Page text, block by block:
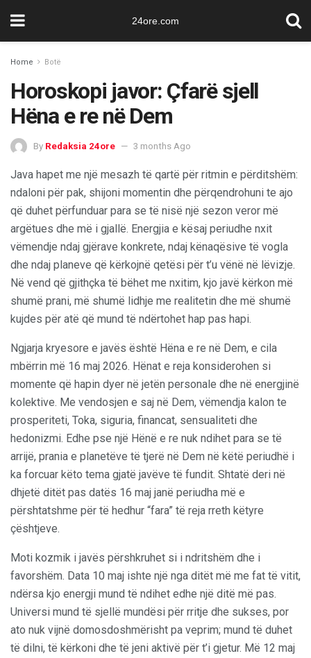
24ore.com
Home Botë
Horoskopi javor: Çfarë sjell
Hëna e re në Dem
By Redaksia 24ore 3 months Ago
Java hapet me një mesazh të qartë për ritmin e përditshëm:
ndaloni për pak, shijoni momentin dhe përqendrohuni te ajo
që duhet përfunduar para se të nisë një sezon veror më
argëtues dhe më i gjallë. Energjia e kësaj periudhe nxit
vëmendje ndaj gjërave konkrete, ndaj kënaqësive të vogla
dhe ndaj planeve që kërkojnë qetësi për t’u vënë në lëvizje.
Në vend që gjithçka të bëhet me nxitim, kjo javë kërkon më
shumë prani, më shumë lidhje me realitetin dhe më shumë
kujdes për atë që mund të ndërtohet hap pas hapi.
Ngjarja kryesore e javës është Hëna e re në Dem, e cila
mbërrin më 16 maj 2026. Hënat e reja konsiderohen si
momente që hapin dyer në jetën personale dhe në energjinë
kolektive. Me vendosjen e saj në Dem, vëmendja kalon te
prosperiteti, Toka, siguria, financat, sensualiteti dhe
hedonizmi. Edhe pse një Hënë e re nuk ndihet para se të
arrijë, prania e planetëve të tjerë në Dem në këtë periudhë i
ka forcuar këto tema gjatë javëve të fundit. Shtatë deri në
dhjetë ditët pas datës 16 maj janë periudha më e
përshtatshme për të hedhur “fara” të reja rreth këtyre
çështjeve.
Moti kozmik i javës përshkruhet si i ndritshëm dhe i
favorshëm. Data 10 maj ishte një nga ditët më me fat të vitit,
ndërsa kjo energji mund të ndihet edhe një ditë më pas.
Universi mund të sjellë mundësi për rritje dhe sukses, por
ato nuk vijnë domosdoshmërisht pa veprim; mund të duhet
të dilni, të kërkoni dhe të jeni aktivë për t’i gjetur. Më 12 maj